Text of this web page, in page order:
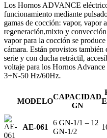
Los Hornos ADVANCE
funcionamiento mediante
gamas de cocción: vapor, vapor
regeneración,mixto y
vapor para la cocción se
cámara. Están provistos también
serie y con ducha retráctil,
voltaje para los Hornos
3+N-50 Hz/60Hz.
MODELO
CAPACIDAD
GN
AE-061
6 GN-1/1 – 12
GN-1/2